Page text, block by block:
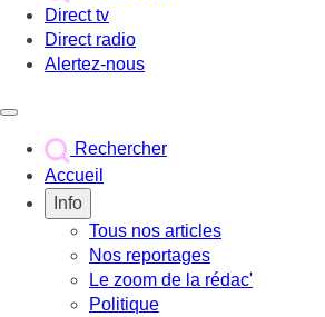
Direct tv
Direct radio
Alertez-nous
Rechercher
Accueil
Info
Tous nos articles
Nos reportages
Le zoom de la rédac'
Politique